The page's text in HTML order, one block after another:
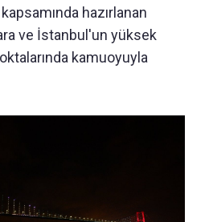
hazırlanan
ve İstanbul'un yüksek
kamuoyuyla